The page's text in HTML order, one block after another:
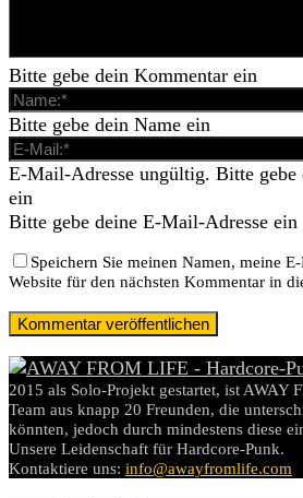
Bitte gebe dein Kommentar ein
Bitte gebe dein Name ein
E-Mail-Adresse ungültig. Bitte gebe
ein
Bitte gebe deine E-Mail-Adresse ein
Speichern Sie meinen Namen, meine
Website für den nächsten Kommentar in
2015 als Solo-Projekt gestartet, ist AWAY
Team aus knapp 20 Freunden, die
könnten, jedoch durch mindestens diese
Unsere Leidenschaft für Hardcore-Punk.
Kontaktiere uns: info@awayfromlife.com